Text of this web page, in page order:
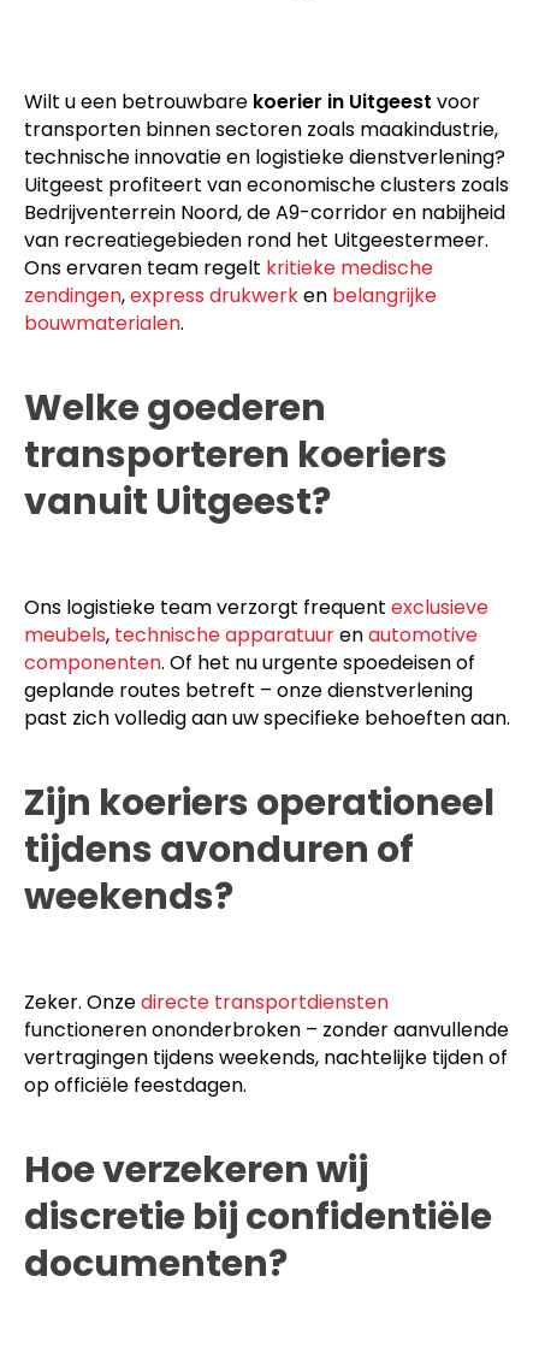
Wilt u een betrouwbare koerier in Uitgeest voor
transporten binnen sectoren zoals maakindustrie,
technische innovatie en logistieke dienstverlening?
Uitgeest profiteert van economische clusters zoals
Bedrijventerrein Noord, de A9-corridor en nabijheid
van recreatiegebieden rond het Uitgeestermeer.
Ons ervaren team regelt kritieke medische
zendingen,express drukwerken belangrijke
bouwmaterialen.
Welke goederen
transporteren koeriers
vanuit Uitgeest?
Ons logistieke team verzorgt frequent exclusieve
meubels, technische apparatuurenautomotive
componenten. Of het nu urgente spoedeisen of
geplande routes betreft – onze dienstverlening
past zich volledig aan uw specifieke behoeften aan.
Zijn koeriers operationeel
tijdens avonduren of
weekends?
Zeker. Onzedirecte transportdiensten
functioneren ononderbroken – zonder aanvullende
vertragingen tijdens weekends, nachtelijke tijden of
op officiële feestdagen.
Hoe verzekeren wij
discretie bij confidentiële
documenten?